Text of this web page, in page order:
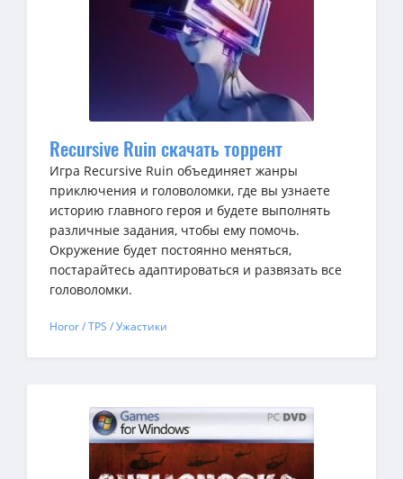
Recursive Ruin скачать торрент
Игра Recursive Ruin объединяет жанры
приключения и головоломки, где вы узнаете
историю главного героя и будете выполнять
различные задания, чтобы ему помочь.
Окружение будет постоянно меняться,
постарайтесь адаптироваться и развязать все
головоломки.
Horor / TPS / Ужастики